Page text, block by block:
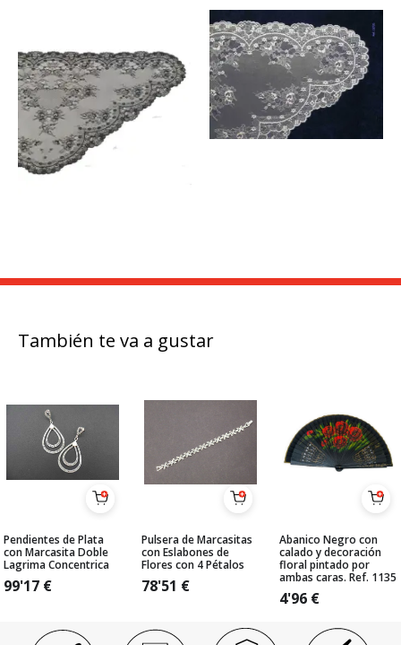
También te va a gustar
Pendientes de Plata
con Marcasita Doble
Lagrima Concentrica
99'17 €
Pulsera de Marcasitas
con Eslabones de
Flores con 4 Pétalos
78'51 €
Abanico Negro con
calado y decoración
floral pintado por
ambas caras. Ref. 1135
4'96 €